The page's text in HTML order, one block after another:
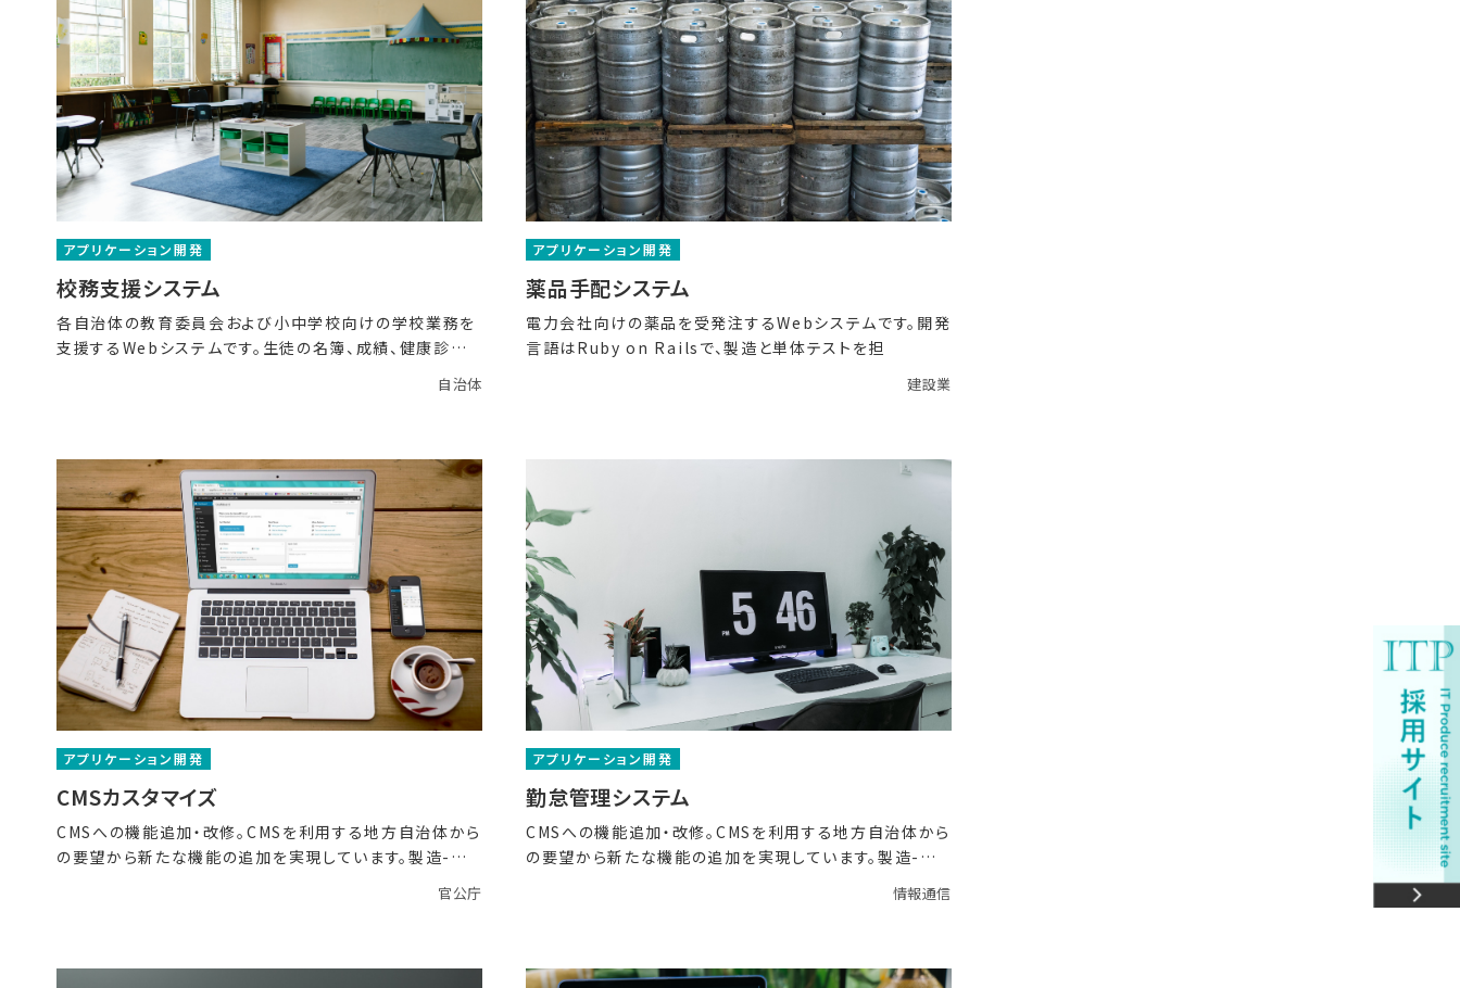
アプリケーション開発
校務支援システム
各自治体の教育委員会および小中学校向けの学校業務を
支援するWebシステムです。生徒の名簿、成績、健康診断
自治体
アプリケーション開発
薬品手配システム
電力会社向けの薬品を受発注するWebシステムです。開発
言語はRuby on Railsで、製造と単体テストを担
建設業
アプリケーション開発
CMSカスタマイズ
CMSへの機能追加・改修。CMSを利用する地方自治体から
の要望から新たな機能の追加を実現しています。製造-単
官公庁
アプリケーション開発
勤怠管理システム
CMSへの機能追加・改修。CMSを利用する地方自治体から
の要望から新たな機能の追加を実現しています。製造-単
情報通信